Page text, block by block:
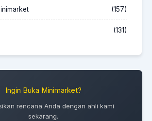
(157)
(131)
Ingin Buka Minimarket?
rencana Anda dengan ahli kami
sekarang.